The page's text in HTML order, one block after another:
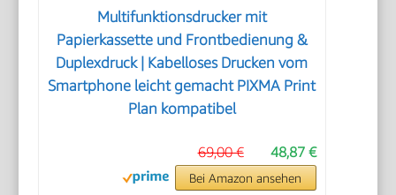
Multifunktionsdrucker mit
Papierkassette und Frontbedienung &
Duplexdruck | Kabelloses Drucken vom
Smartphone leicht gemacht PIXMA Print
Plan kompatibel
48,87 €
69,00 €
Bei Amazon ansehen